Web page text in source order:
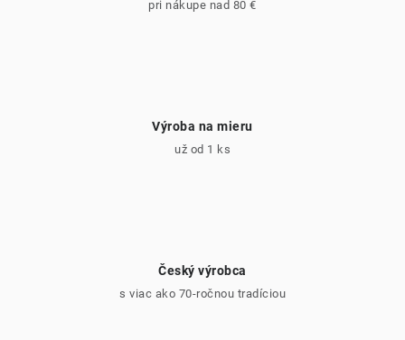
pri nákupe nad 80 €
Výroba na mieru
už od 1 ks
Český výrobca
s viac ako 70-ročnou tradíciou